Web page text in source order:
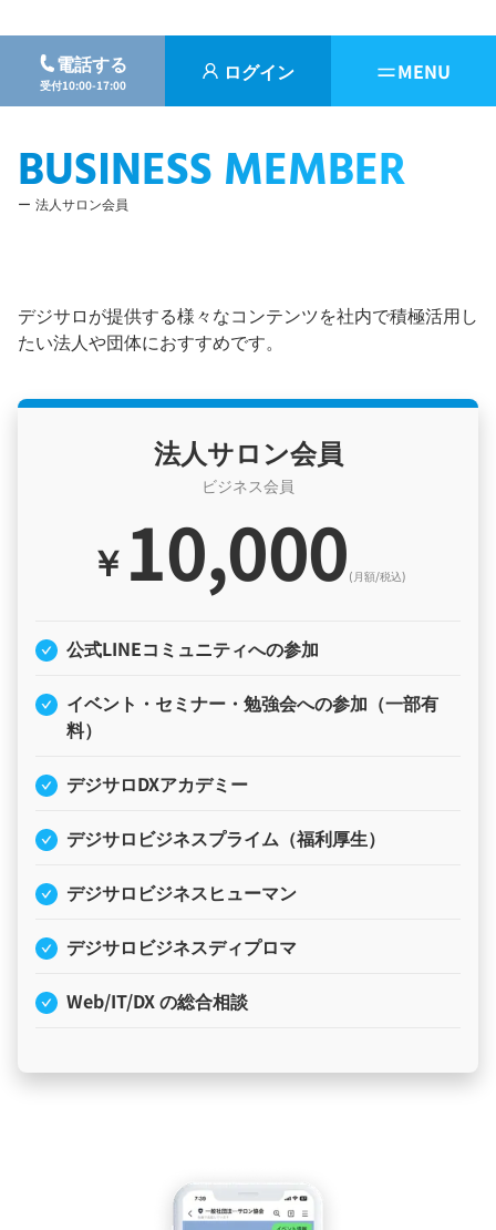
電話する
受付10:00-17:00 ログイン MENU
BUSINESS MEMBER
法人サロン会員
デジサロが提供する様々なコンテンツを社内で積極活用し
たい法人や団体におすすめです。
法人サロン会員
ビジネス会員
￥ 10,000 (月額/税込)
公式LINEコミュニティへの参加
イベント・セミナー・勉強会への参加（一部有
料）
デジサロDXアカデミー
デジサロビジネスプライム（福利厚生）
デジサロビジネスヒューマン
デジサロビジネスディプロマ
Web/IT/DX の総合相談